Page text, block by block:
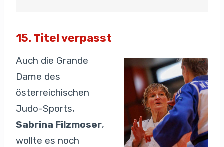
15. Titel verpasst
Auch die Grande
Dame des
österreichischen
Judo-Sports,
Sabrina Filzmoser,
wollte es noch